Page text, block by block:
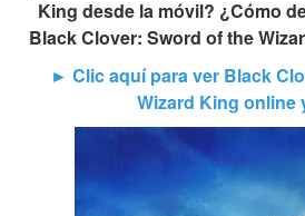
King desde la móvil? ¿Cómo
Black Clover: Sword of the
► Clic aquí para ver Black
Wizard King online